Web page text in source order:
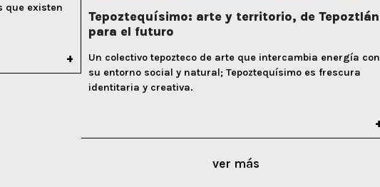
que existen
Tepoztequísimo: arte y territorio, de Tepoztlán
para el futuro
Un colectivo tepozteco de arte que intercambia energía con
su entorno social y natural; Tepoztequísimo es frescura
identitaria y creativa.
ver más